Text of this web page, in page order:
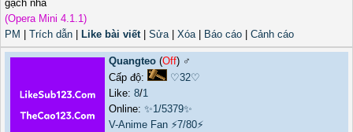
gạch nhá
(Opera Mini 4.1.1)
PM
Trích dẫn Like bài viết| Sửa| Xóa| Báo cáo Cảnh cáo
Quangteo (Off) ♂️
Cấp độ:
♡32♡
Like: 8/1
Online: ✨1/5379✨
V-Anime Fan ⚡7/80⚡